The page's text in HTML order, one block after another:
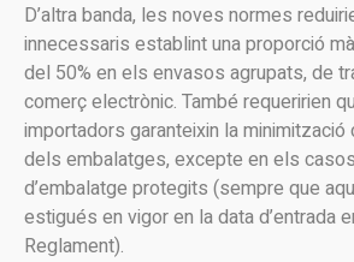
D’altra banda, les noves normes
innecessaris establint una proporció
del 50% en els envasos agrupats, de
comerç electrònic. També requeririen
importadors garanteixin la
dels embalatges, excepte en els
d’embalatge protegits (sempre que
estigués en vigor en la data d’entrada
Reglament).